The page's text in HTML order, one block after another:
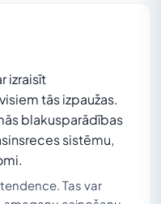
izraisīt
tās izpaužas.
blakusparādības
sistēmu,
Tas var